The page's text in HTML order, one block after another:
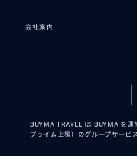
会社案内
BUYMA TRAVEL は BUYMA を
プライム上場）のグループサービス